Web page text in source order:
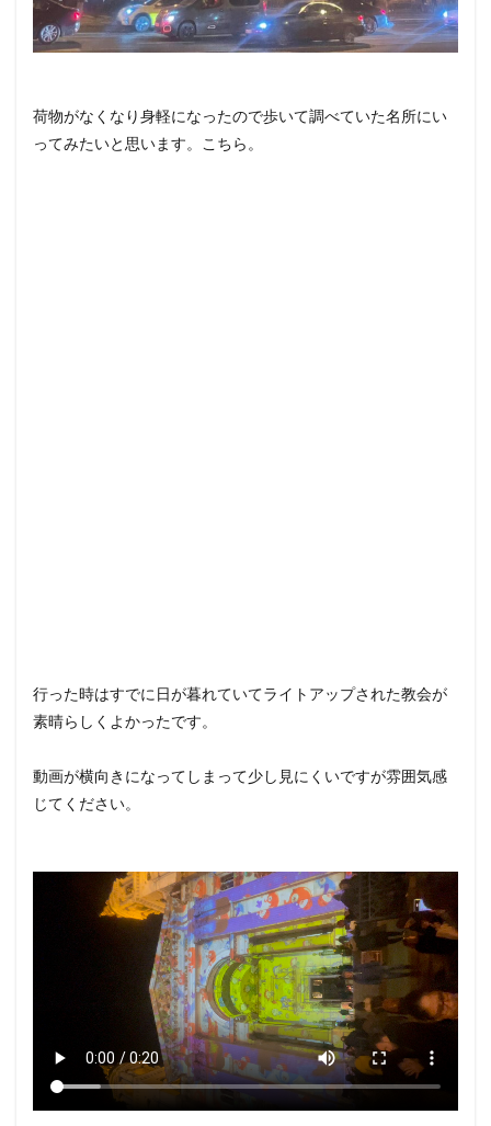
荷物がなくなり身軽になったので歩いて調べていた名所にい
ってみたいと思います。こちら。
行った時はすでに日が暮れていてライトアップされた教会が
素晴らしくよかったです。
動画が横向きになってしまって少し見にくいですが雰囲気感
じてください。